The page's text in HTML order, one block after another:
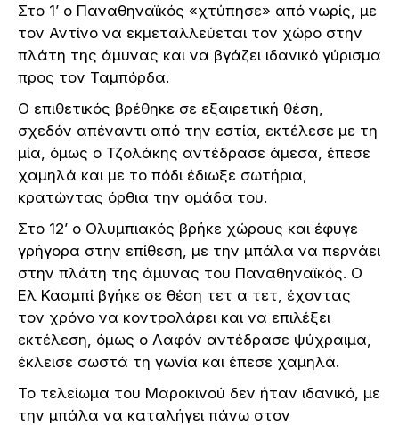
Στο 1’ ο Παναθηναϊκός «χτύπησε» από νωρίς, με
τον Αντίνο να εκμεταλλεύεται τον χώρο στην
πλάτη της άμυνας και να βγάζει ιδανικό γύρισμα
προς τον Ταμπόρδα.
Ο επιθετικός βρέθηκε σε εξαιρετική θέση,
σχεδόν απέναντι από την εστία, εκτέλεσε με τη
μία, όμως ο Τζολάκης αντέδρασε άμεσα, έπεσε
χαμηλά και με το πόδι έδιωξε σωτήρια,
κρατώντας όρθια την ομάδα του.
Στο 12’ ο Ολυμπιακός βρήκε χώρους και έφυγε
γρήγορα στην επίθεση, με την μπάλα να περνάει
στην πλάτη της άμυνας του Παναθηναϊκός. Ο
Ελ Κααμπί βγήκε σε θέση τετ α τετ, έχοντας
τον χρόνο να κοντρολάρει και να επιλέξει
εκτέλεση, όμως ο Λαφόν αντέδρασε ψύχραιμα,
έκλεισε σωστά τη γωνία και έπεσε χαμηλά.
Το τελείωμα του Μαροκινού δεν ήταν ιδανικό, με
την μπάλα να καταλήγει πάνω στον